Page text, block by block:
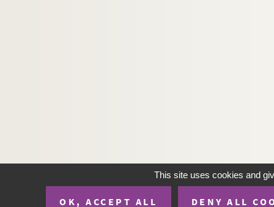
This site uses cookies and
OK, ACCEPT ALL DENY ALL